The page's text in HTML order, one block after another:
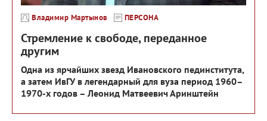
Владимир Мартынов ПЕРСОНА
Стремление к свободе, переданное
другим
Одна из ярчайших звезд Ивановского пединститута,
а затем ИвГУ в легендарный для вуза период 1960–
1970-х годов – Леонид Матвеевич Аринштейн